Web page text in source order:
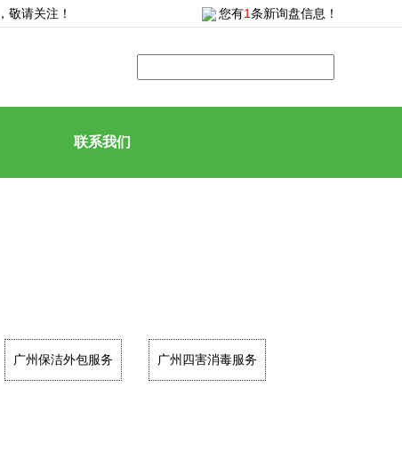
敬请关注！ 您有1条新询盘信息！
联系我们
广州保洁外包服务 广州四害消毒服务